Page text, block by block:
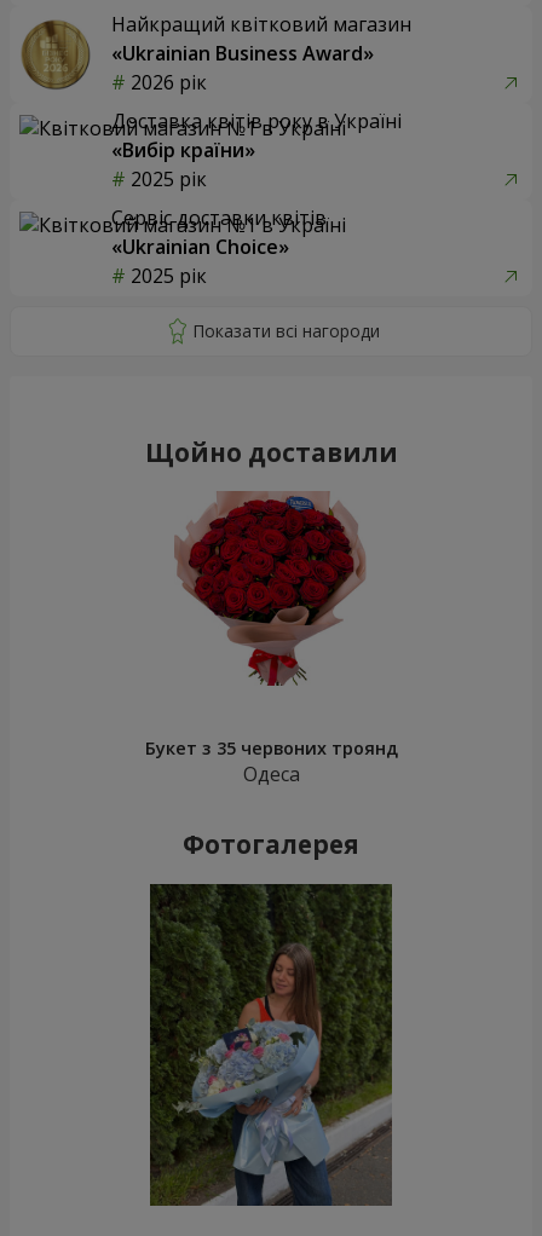
Найкращий квітковий магазин
«Ukrainian Business Award»
2026 рік
Доставка квітів року в Україні
«Вибір країни»
2025 рік
Сервіс доставки квітів
«Ukrainian Choice»
2025 рік
Щойно доставили
Букет з 35 червоних троянд
Одеса
Фотогалерея